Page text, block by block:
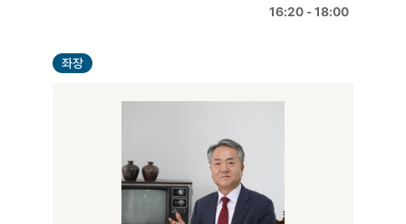
16:20 - 18:00
좌장